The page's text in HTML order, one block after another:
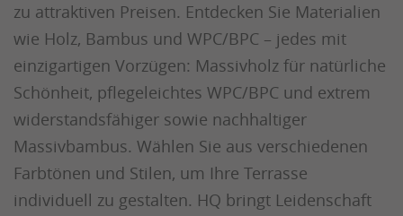
zu attraktiven Preisen. Entdecken Sie Materialien
wie Holz, Bambus und WPC/BPC – jedes mit
einzigartigen Vorzügen: Massivholz für natürliche
Schönheit, pflegeleichtes WPC/BPC und extrem
widerstandsfähiger sowie nachhaltiger
Massivbambus. Wählen Sie aus verschiedenen
Farbtönen und Stilen, um Ihre Terrasse
individuell zu gestalten. HQ bringt Leidenschaft